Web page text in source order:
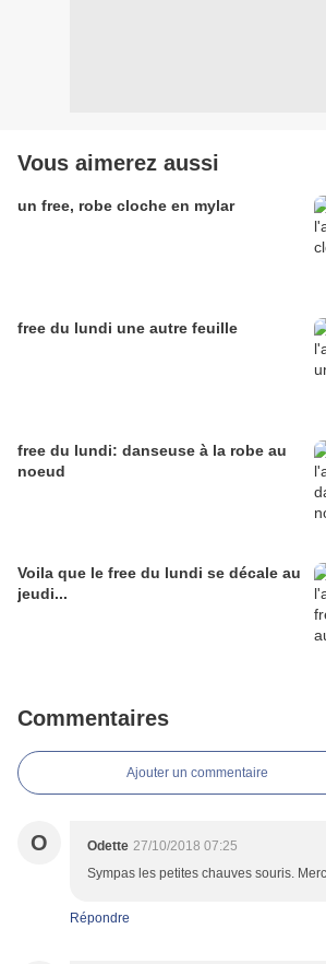
Vous aimerez aussi
un free, robe cloche en mylar
free du lundi une autre feuille
free du lundi: danseuse à la robe au
noeud
Voila que le free du lundi se décale au
jeudi...
Commentaires
Ajouter un commentaire
O Odette 27/10/2018 07:25
Sympas les petites chauves souris.
Répondre